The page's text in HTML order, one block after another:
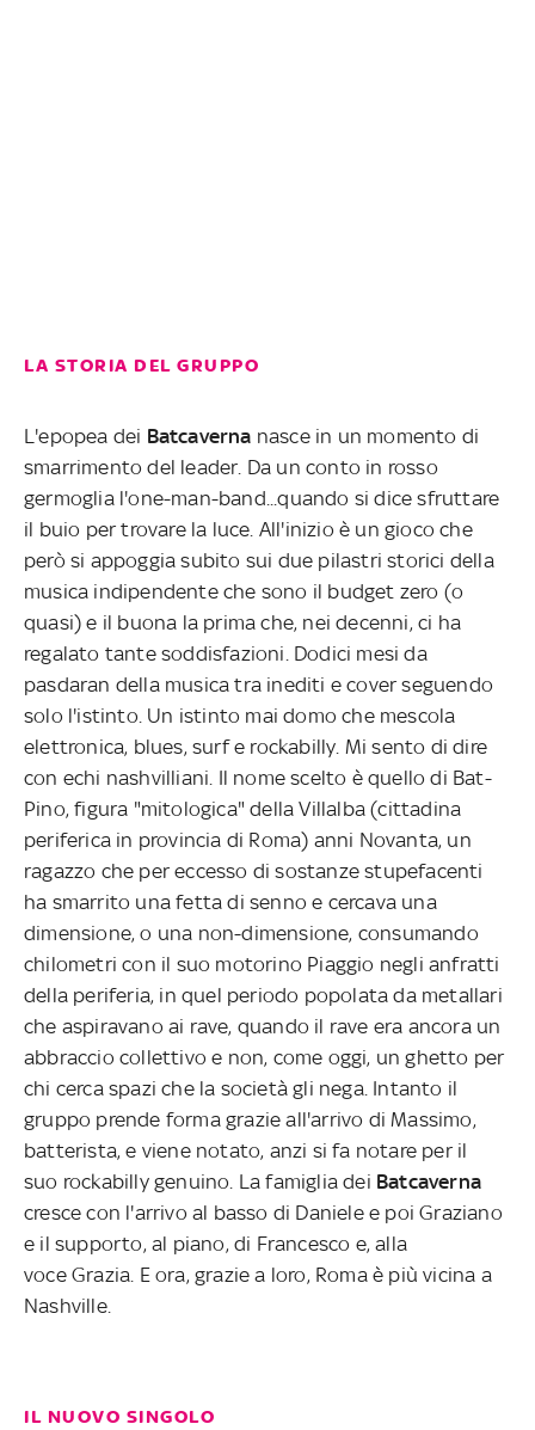
LA STORIA DEL GRUPPO
L'epopea dei Batcaverna nasce in un momento di
smarrimento del leader. Da un conto in rosso
germoglia l'one-man-band...quando si dice sfruttare
il buio per trovare la luce. All'inizio è un gioco che
però si appoggia subito sui due pilastri storici della
musica indipendente che sono il budget zero (o
quasi) e il buona la prima che, nei decenni, ci ha
regalato tante soddisfazioni. Dodici mesi da
pasdaran della musica tra inediti e cover seguendo
solo l'istinto. Un istinto mai domo che mescola
elettronica, blues, surf e rockabilly. Mi sento di dire
con echi nashvilliani. Il nome scelto è quello di Bat-
Pino, figura "mitologica" della Villalba (cittadina
periferica in provincia di Roma) anni Novanta, un
ragazzo che per eccesso di sostanze stupefacenti
ha smarrito una fetta di senno e cercava una
dimensione, o una non-dimensione, consumando
chilometri con il suo motorino Piaggio negli anfratti
della periferia, in quel periodo popolata da metallari
che aspiravano ai rave, quando il rave era ancora un
abbraccio collettivo e non, come oggi, un ghetto per
chi cerca spazi che la società gli nega. Intanto il
gruppo prende forma grazie all'arrivo di Massimo,
batterista, e viene notato, anzi si fa notare per il
suo rockabilly genuino. La famiglia dei Batcaverna
cresce con l'arrivo al basso di Daniele e poi Graziano
e il supporto, al piano, di Francesco e, alla
voce Grazia. E ora, grazie a loro, Roma è più vicina a
Nashville.
IL NUOVO SINGOLO